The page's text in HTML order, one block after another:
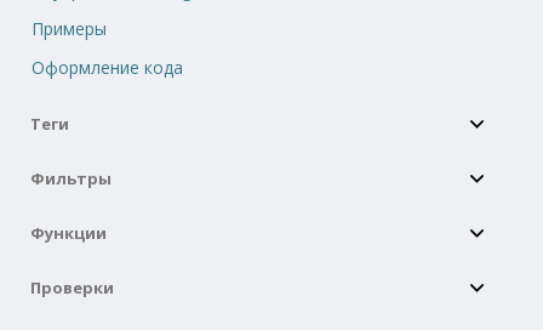
Примеры
Оформление кода
Теги
Фильтры
Функции
Проверки